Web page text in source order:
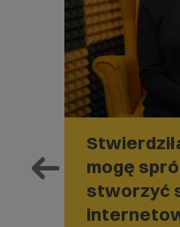
mogę
stworzyć